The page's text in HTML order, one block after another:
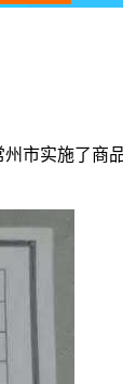
市实施了